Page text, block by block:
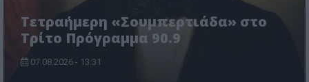
Τετραήμερη «Σουμπερτιάδα» στο
Τρίτο Πρόγραμμα 90.9
07.08.2026 - 13:31